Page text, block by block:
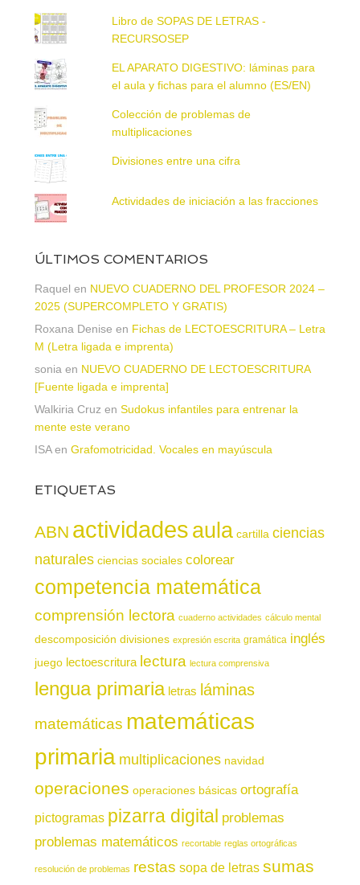
Libro de SOPAS DE LETRAS -
RECURSOSEP
EL APARATO DIGESTIVO: láminas para
el aula y fichas para el alumno (ES/EN)
Colección de problemas de
multiplicaciones
Divisiones entre una cifra
Actividades de iniciación a las fracciones
ÚLTIMOS COMENTARIOS
Raquel en NUEVO CUADERNO DEL PROFESOR 2024 –
2025 (SUPERCOMPLETO Y GRATIS)
Roxana Denise en Fichas de LECTOESCRITURA – Letra
M (Letra ligada e imprenta)
sonia en NUEVO CUADERNO DE LECTOESCRITURA
[Fuente ligada e imprenta]
Walkiria Cruz en Sudokus infantiles para entrenar la
mente este verano
ISAen Grafomotricidad. Vocales en mayúscula
ETIQUETAS
ABN actividadesaula cartilla ciencias
naturales ciencias sociales colorear
competencia matemática
comprensión lectora cuaderno actividades cálculo mental
descomposición divisiones expresión escrita gramática inglés
juego lectoescritura lectura lectura comprensiva
lengua primaria letras láminas
matemáticas matemáticas
primaria multiplicaciones navidad
operaciones operaciones básicas ortografía
pictogramas pizarra digital problemas
problemas matemáticos recortable reglas ortográficas
resolución de problemas restas sopa de letras sumas